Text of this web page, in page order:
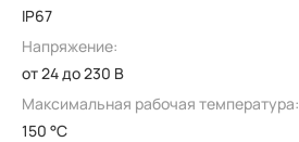
IP67
Напряжение:
от 24 до 230 В
Максимальная рабочая температура:
150 °C